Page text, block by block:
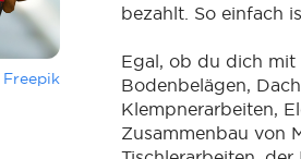
bezahlt. So einfach
Egal, ob du dich mit
Bodenbelägen,
Klempnerarbeiten,
Zusammenbau von
Freepik